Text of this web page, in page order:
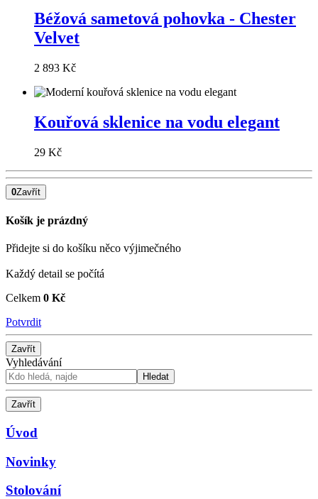
Béžová sametová pohovka - Chester
Velvet
2 893 Kč
Kouřová sklenice na vodu elegant
29 Kč
0Zavřít
Košík je prázdný
Přidejte si do košíku něco výjimečného
Každý detail se počítá
Celkem 0 Kč
Potvrdit
Zavřít
Vyhledávání
Hledat
Zavřít
Úvod
Novinky
Stolování